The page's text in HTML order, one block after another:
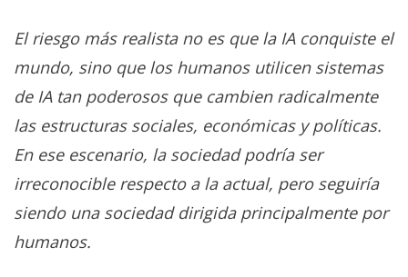
El riesgo más realista no es que la IA conquiste el
mundo, sino que los humanos utilicen sistemas
de IA tan poderosos que cambien radicalmente
las estructuras sociales, económicas y políticas.
En ese escenario, la sociedad podría ser
irreconocible respecto a la actual, pero seguiría
siendo una sociedad dirigida principalmente por
humanos.